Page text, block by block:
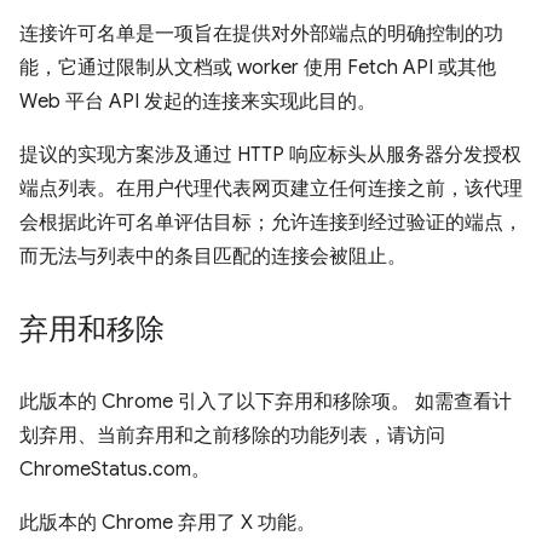
连接许可名单是一项旨在提供对外部端点的明确控制的功
能，它通过限制从文档或 worker 使用 Fetch API 或其他
Web 平台 API 发起的连接来实现此目的。
提议的实现方案涉及通过 HTTP 响应标头从服务器分发授权
端点列表。在用户代理代表网页建立任何连接之前，该代理
会根据此许可名单评估目标；允许连接到经过验证的端点，
而无法与列表中的条目匹配的连接会被阻止。
弃用和移除
此版本的 Chrome 引入了以下弃用和移除项。 如需查看计
划弃用、当前弃用和之前移除的功能列表，请访问
ChromeStatus.com。
此版本的 Chrome 弃用了 X 功能。